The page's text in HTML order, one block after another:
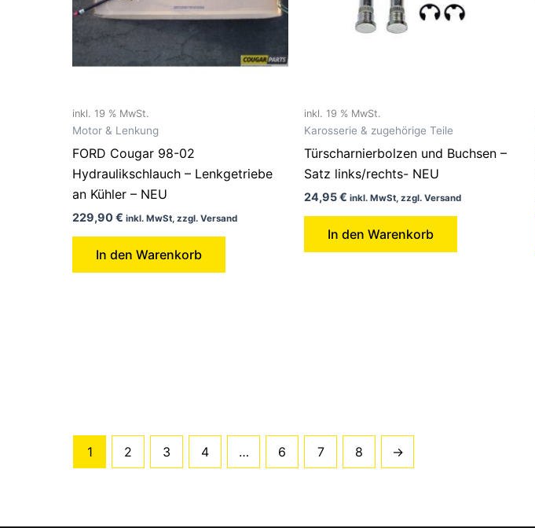
inkl. 19 % MwSt.
Motor & Lenkung
FORD Cougar 98-02
Hydraulikschlauch – Lenkgetriebe
an Kühler – NEU
229,90€ inkl. MwSt, zzgl. Versand
In den Warenkorb
inkl. 19 % MwSt.
Karosserie & zugehörige Teile
Türscharnierbolzen und Buchsen –
Satz links/rechts- NEU
24,95€ inkl. MwSt, zzgl. Versand
In den Warenkorb
1 2 3 4 … 6 7 8 →